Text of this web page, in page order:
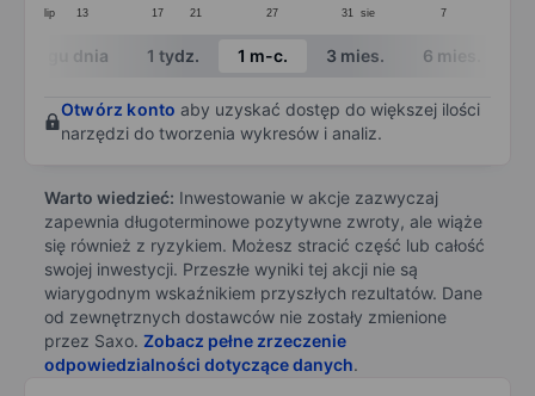
lip 13 17 21 27 31 sie 7
End of interactive chart.
W ciągu dnia 1 tydz. 1 m-c. 3 mies. 6 mies.
Otwórz konto aby uzyskać dostęp do większej ilości
narzędzi do tworzenia wykresów i analiz.
Warto wiedzieć: Inwestowanie w akcje zazwyczaj
zapewnia długoterminowe pozytywne zwroty, ale wiąże
się również z ryzykiem. Możesz stracić część lub całość
swojej inwestycji. Przeszłe wyniki tej akcji nie są
wiarygodnym wskaźnikiem przyszłych rezultatów. Dane
od zewnętrznych dostawców nie zostały zmienione
przez Saxo. Zobacz pełne zrzeczenie
odpowiedzialności dotyczące danych.